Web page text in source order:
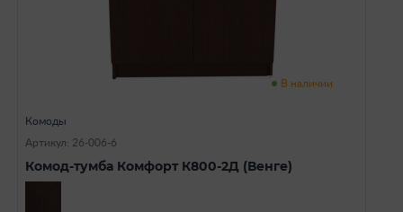
В наличии
Комоды
Артикул: 26-006-6
Комод-тумба Комфорт К800-2Д (Венге)